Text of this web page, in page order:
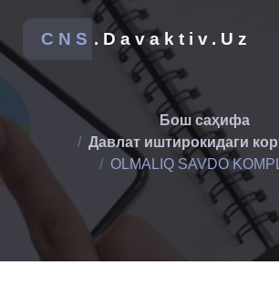
CNS .Davaktiv.Uz
Бош саҳифа
Давлат иштирокидаги
OLMALIQ SAVDO